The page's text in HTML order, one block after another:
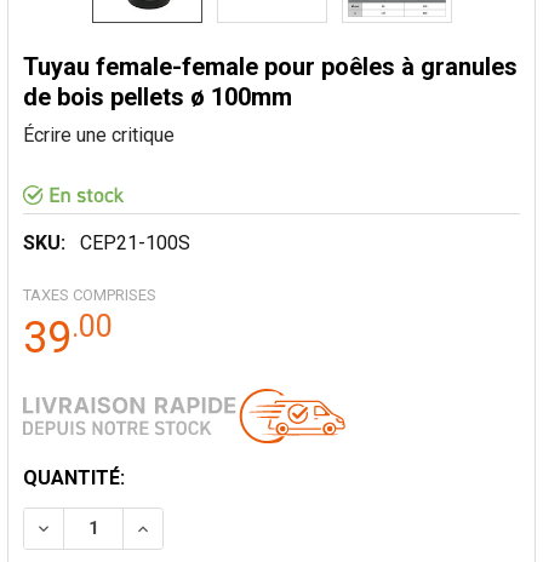
Tuyau female-female pour poêles à granules
de bois pellets ø 100mm
Écrire une critique
SKU: CEP21-100S
TAXES COMPRISES
39.00
STOCK
ACTUEL:
QUANTITÉ:
DIMINUER LA QUANTITÉ DE TUYAU FEMALE-FEMALE
AUGMENTER LA QUANTITÉ DE TUYAU